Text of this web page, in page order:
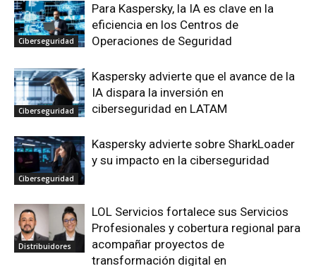
Ciberseguridad
Para Kaspersky, la IA es clave en la
eficiencia en los Centros de
Operaciones de Seguridad
Ciberseguridad
Kaspersky advierte que el avance de la
IA dispara la inversión en
ciberseguridad en LATAM
Ciberseguridad
Kaspersky advierte sobre SharkLoader
y su impacto en la ciberseguridad
Distribuidores
LOL Servicios fortalece sus Servicios
Profesionales y cobertura regional para
acompañar proyectos de
transformación digital en